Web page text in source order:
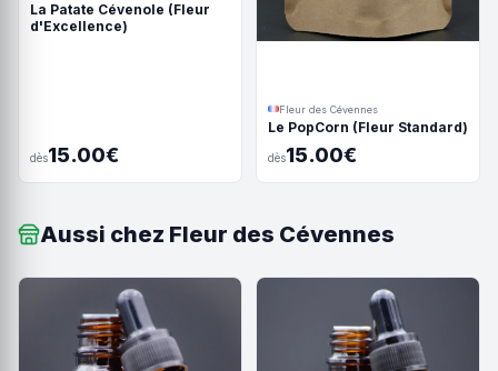
La Patate Cévenole (Fleur
d'Excellence)
dès15.00€
Fleur des Cévennes
Le PopCorn (Fleur Standard)
dès15.00€
Aussi chez Fleur des Cévennes